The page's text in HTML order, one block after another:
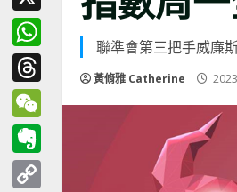
聯準會第三把手威廉
黃脩雅 Catherine
X
WhatsApp
Threads
WeChat
Evernote